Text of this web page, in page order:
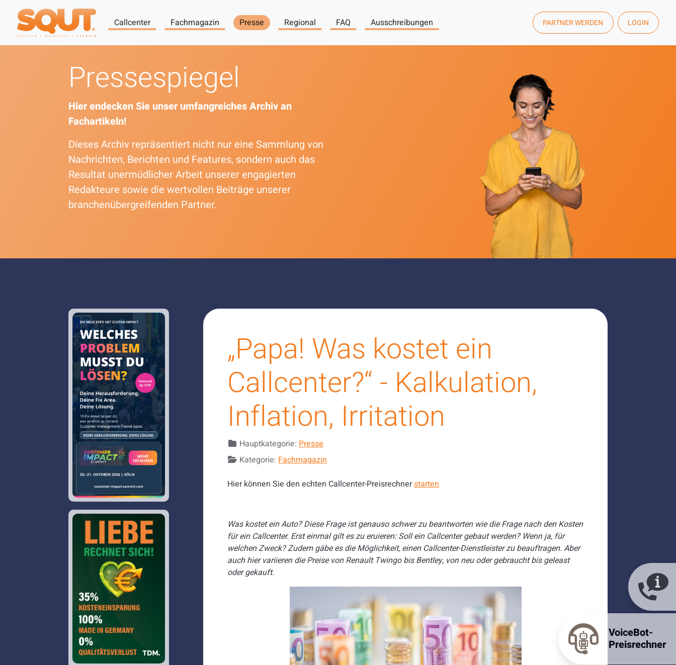
Callcenter Fachmagazin Presse Regional FAQ Ausschreibungen PARTNER WERDEN LOGIN
Pressespiegel
Hier endecken Sie unser umfangreiches Archiv an
Fachartikeln!
Dieses Archiv repräsentiert nicht nur eine Sammlung von
Nachrichten, Berichten und Features, sondern auch das
Resultat unermüdlicher Arbeit unserer engagierten
Redakteure sowie die wertvollen Beiträge unserer
branchenübergreifenden Partner.
„Papa! Was kostet ein
Callcenter?“ - Kalkulation,
Inflation, Irritation
DetailsHauptkategorie: Presse
Kategorie: Fachmagazin
Hier können Sie den echten Callcenter-Preisrechnerstarten
Was kostet ein Auto? Diese Frage ist genauso schwer zu beantworten wie die Frage nach den Kosten
für ein Callcenter. Erst einmal gilt es zu eruieren: Soll ein Callcenter gebaut werden? Wenn ja, für
welchen Zweck? Zudem gäbe es die Möglichkeit, einen Callcenter-Dienstleister zu beauftragen. Aber
auch hier variieren die Preise von Renault Twingo bis Bentley, von neu oder gebraucht bis geleast
oder gekauft.
VoiceBot-
Preisrechner